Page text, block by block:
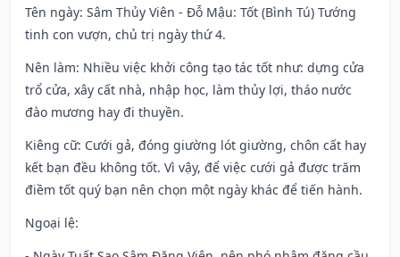
Tên ngày: Sâm Thủy Viên - Đỗ Mậu: Tốt (Bình Tú) Tướng
tinh con vượn, chủ trị ngày thứ 4.
Nên làm: Nhiều việc khởi công tạo tác tốt như: dựng cửa
trổ cửa, xây cất nhà, nhập học, làm thủy lợi, tháo nước
đào mương hay đi thuyền.
Kiêng cữ: Cưới gả, đóng giường lót giường, chôn cất hay
kết bạn đều không tốt. Vì vậy, để việc cưới gả được trăm
điềm tốt quý bạn nên chọn một ngày khác để tiến hành.
Ngoại lệ: